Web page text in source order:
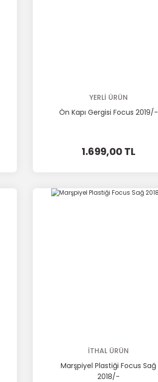
YERLİ ÜRÜN
Ön Kapı Gergisi Focus 2019/-
1.699,00 TL
İTHAL ÜRÜN
Marşpiyel Plastiği Focus Sağ
2018/-